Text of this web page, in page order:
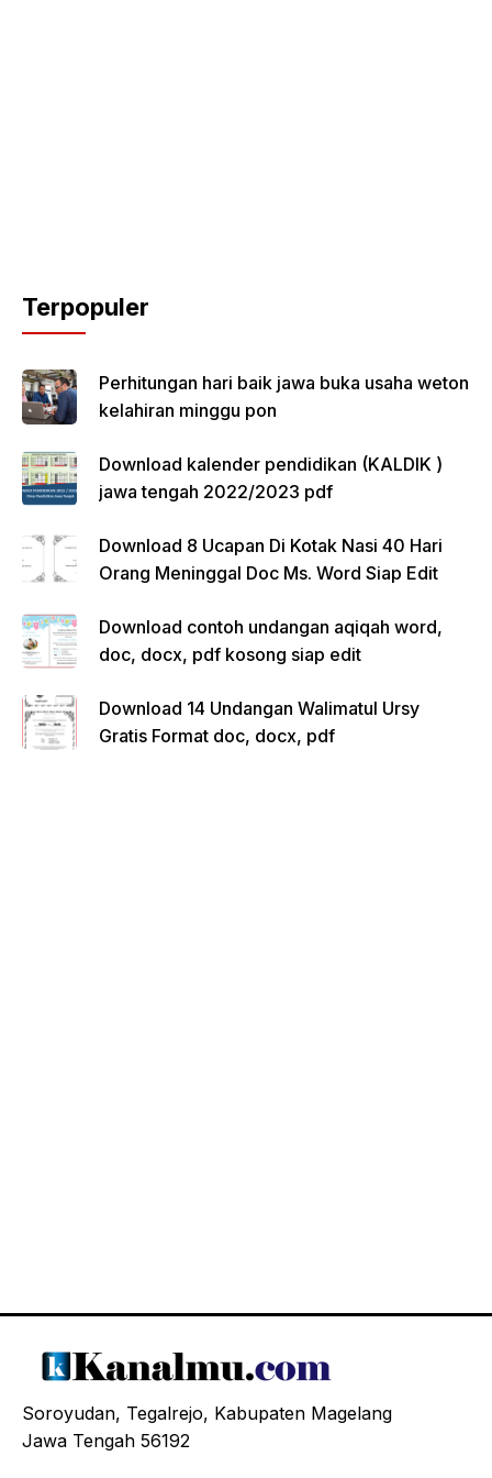
Terpopuler
Perhitungan hari baik jawa buka usaha weton
kelahiran minggu pon
Download kalender pendidikan (KALDIK )
jawa tengah 2022/2023 pdf
Download 8 Ucapan Di Kotak Nasi 40 Hari
Orang Meninggal Doc Ms. Word Siap Edit
Download contoh undangan aqiqah word,
doc, docx, pdf kosong siap edit
Download 14 Undangan Walimatul Ursy
Gratis Format doc, docx, pdf
Soroyudan, Tegalrejo, Kabupaten Magelang
Jawa Tengah 56192